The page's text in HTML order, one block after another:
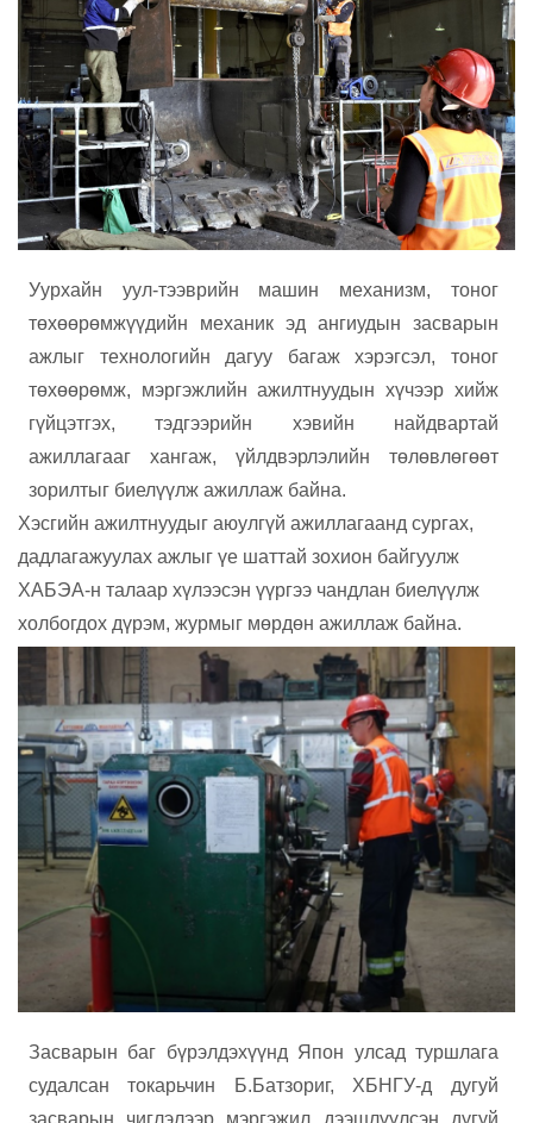
Уурхайн уул-тээврийн машин механизм, тоног
төхөөрөмжүүдийн механик эд ангиудын засварын
ажлыг технологийн дагуу багаж хэрэгсэл, тоног
төхөөрөмж, мэргэжлийн ажилтнуудын хүчээр хийж
гүйцэтгэх, тэдгээрийн хэвийн найдвартай
ажиллагааг хангаж, үйлдвэрлэлийн төлөвлөгөөт
зорилтыг биелүүлж ажиллаж байна.
Хэсгийн ажилтнуудыг аюулгүй ажиллагаанд сургах,
дадлагажуулах ажлыг үе шаттай зохион байгуулж
ХАБЭА-н талаар хүлээсэн үүргээ чандлан биелүүлж
холбогдох дүрэм, журмыг мөрдөн ажиллаж байна.
Засварын баг бүрэлдэхүүнд Япон улсад туршлага
судалсан токарьчин Б.Батзориг, ХБНГУ-д дугуй